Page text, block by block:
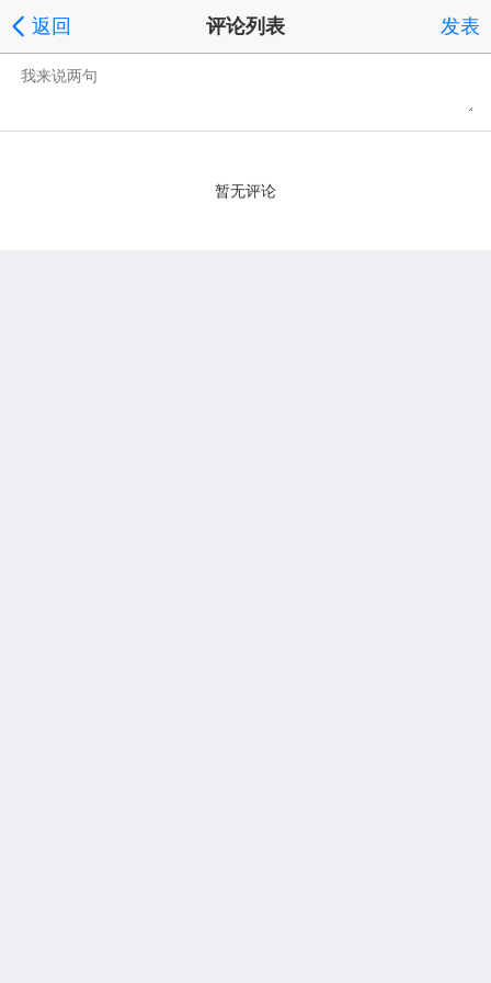
返回 评论列表 发表
暂无评论